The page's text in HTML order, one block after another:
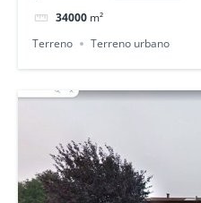
34000 m²
Terreno
Terreno urbano